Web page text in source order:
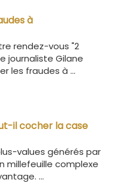
à
rendez-vous "2
journaliste Gilane
les fraudes à ...
il cocher la case
values générés par
millefeuille complexe
...